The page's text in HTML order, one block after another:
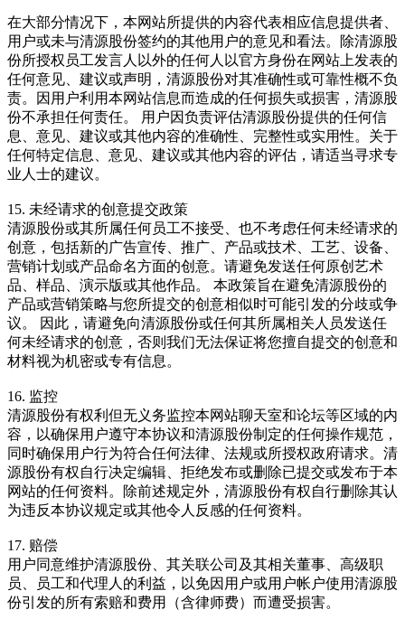
在大部分情况下，本网站所提供的内容代表相应信息提供者、
用户或未与清源股份签约的其他用户的意见和看法。除清源股
份所授权员工发言人以外的任何人以官方身份在网站上发表的
任何意见、建议或声明，清源股份对其准确性或可靠性概不负
责。因用户利用本网站信息而造成的任何损失或损害，清源股
份不承担任何责任。 用户因负责评估清源股份提供的任何信
息、意见、建议或其他内容的准确性、完整性或实用性。关于
任何特定信息、意见、建议或其他内容的评估，请适当寻求专
业人士的建议。
15. 未经请求的创意提交政策
清源股份或其所属任何员工不接受、也不考虑任何未经请求的
创意，包括新的广告宣传、推广、产品或技术、工艺、设备、
营销计划或产品命名方面的创意。请避免发送任何原创艺术
品、样品、演示版或其他作品。 本政策旨在避免清源股份的
产品或营销策略与您所提交的创意相似时可能引发的分歧或争
议。 因此，请避免向清源股份或任何其所属相关人员发送任
何未经请求的创意，否则我们无法保证将您擅自提交的创意和
材料视为机密或专有信息。
16. 监控
清源股份有权利但无义务监控本网站聊天室和论坛等区域的内
容，以确保用户遵守本协议和清源股份制定的任何操作规范，
同时确保用户行为符合任何法律、法规或所授权政府请求。清
源股份有权自行决定编辑、拒绝发布或删除已提交或发布于本
网站的任何资料。除前述规定外，清源股份有权自行删除其认
为违反本协议规定或其他令人反感的任何资料。
17. 赔偿
用户同意维护清源股份、其关联公司及其相关董事、高级职
员、员工和代理人的利益，以免因用户或用户帐户使用清源股
份引发的所有索赔和费用（含律师费）而遭受损害。